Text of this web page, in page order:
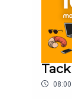
08:00